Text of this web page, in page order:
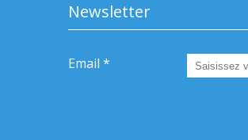
Newsletter
Email